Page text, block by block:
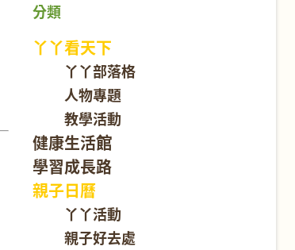
分類
丫丫看天下
丫丫部落格
人物專題
教學活動
健康生活館
學習成長路
親子日曆
丫丫活動
親子好去處